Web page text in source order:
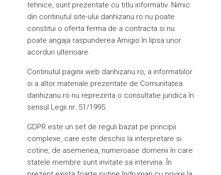
tehnice, sunt prezentate cu titlu informativ. Nimic
din continutul site-ului danhizanu.ro nu poate
constitui o oferta ferma de a contracta si nu
poate angaja raspunderea Amigio în lipsa unor
acorduri ulterioare.
Continutul paginii web danhizanu.ro, a informatiilor
si a altor materiale prezentate de Comunitatea
danhizanu.ro nu reprezinta o consultatie juridica în
sensul Legii nr. 51/1995.
GDPR este un set de reguli bazat pe principii
complexe, care este deschis la interpretare si
cotine, de asemenea, numeroase domenii în care
statele membre sunt invitate sa intervina. În